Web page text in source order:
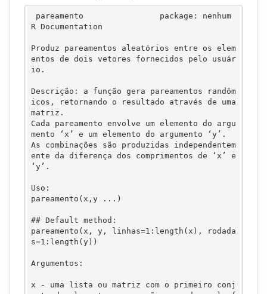
R Documentation
Produz pareamentos aleatórios entre os elem
entos de dois vetores fornecidos pelo usuár
io.
Descrição: a função gera pareamentos randôm
icos, retornando o resultado através de uma
matriz.
Cada pareamento envolve um elemento do argu
mento ‘x’ e um elemento do argumento ‘y’.
As combinações são produzidas independentem
ente da diferença dos comprimentos de ‘x’ e
‘y’.
Uso:
pareamento(x,y ...)
## Default method:
pareamento(x, y, linhas=1:length(x), rodada
s=1:length(y))
Argumentos:
x - uma lista ou matriz com o primeiro conj